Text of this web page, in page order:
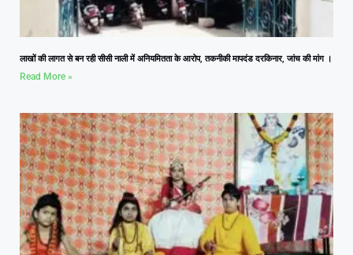
लाखों की लागत से बन रही सीसी नाली में अनियमितता के आरोप, तकनीकी मापदंड दरकिनार, जांच की मांग ।
Read More »